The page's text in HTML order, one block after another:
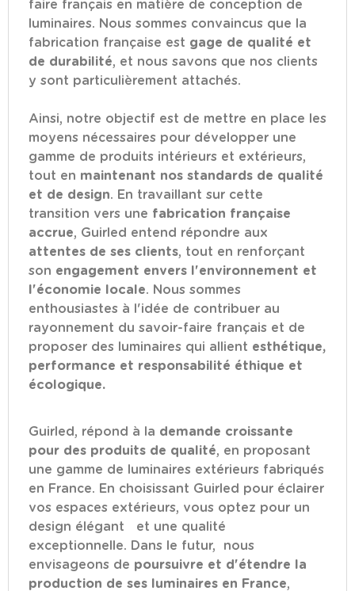
faire français en matière de conception de
luminaires. Nous sommes convaincus que la
fabrication française est gage de qualité et
de durabilité, et nous savons que nos clients
y sont particulièrement attachés.
Ainsi, notre objectif est de mettre en place les
moyens nécessaires pour développer une
gamme de produits intérieurs et extérieurs,
tout en maintenant nos standards de qualité
et de design. En travaillant sur cette
transition vers une fabrication française
accrue, Guirled entend répondre aux
attentes de ses clients, tout en renforçant
son engagement envers l'environnement et
l'économie locale. Nous sommes
enthousiastes à l'idée de contribuer au
rayonnement du savoir-faire français et de
proposer des luminaires qui allient esthétique,
performance et responsabilité éthique et
écologique.
Guirled, répond à la demande croissante
pour des produits de qualité, en proposant
une gamme de luminaires extérieurs fabriqués
en France. En choisissant Guirled pour éclairer
vos espaces extérieurs, vous optez pour un
design élégant et une qualité
exceptionnelle. Dans le futur, nous
envisageons de poursuivre et d'étendre la
production de ses luminaires en France,